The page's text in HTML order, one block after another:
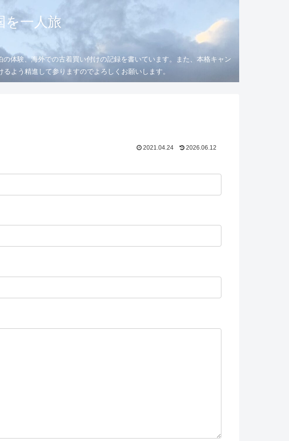
を一人旅
体験、海外での古着買い付けの記録を書いています。また、本格キャン
よう精進して参りますのでよろしくお願いします。
2021.04.24 2026.06.12